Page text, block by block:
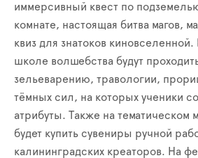
иммерсивный квест по
комнате, настоящая битва магов,
квиз для знатоков
школе волшебства будут
зельеварению, травологии,
тёмных сил, на которых ученики
атрибуты. Также на тематическом
будет купить сувениры ручной
калининградских креаторов. На